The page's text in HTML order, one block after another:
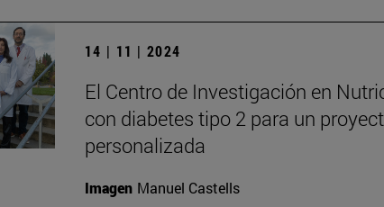
14 | 11 | 2024
El Centro de Investigación en
con diabetes tipo 2 para un
personalizada
Imagen Manuel Castells